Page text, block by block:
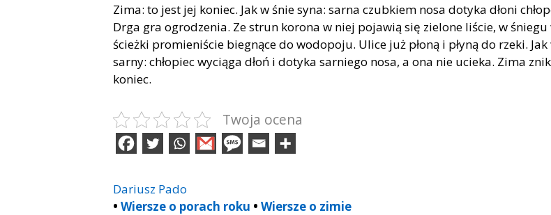
Zima: to jest jej koniec. Jak w śnie syna: sarna czubkiem nosa dotyka dłoni
Drga gra ogrodzenia. Ze strun korona w niej pojawią się zielone liście, w
ścieżki promieniście biegnące do wodopoju. Ulice już płoną i płyną do rzeki. Jak
sarny: chłopiec wyciąga dłoń i dotyka sarniego nosa, a ona nie ucieka. Zima
koniec.
Twoja ocena
Dariusz Pado
• Wiersze o porach roku • Wiersze o zimie